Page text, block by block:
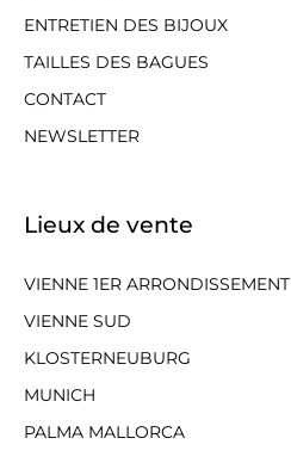
ENTRETIEN DES BIJOUX
TAILLES DES BAGUES
CONTACT
NEWSLETTER
Lieux de vente
VIENNE 1ER ARRONDISSEMENT
VIENNE SUD
KLOSTERNEUBURG
MUNICH
PALMA MALLORCA